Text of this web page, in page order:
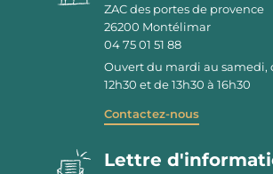
ZAC des portes de provence
26200 Montélimar
04 75 01 51 88
Ouvert du mardi au samedi,
12h30 et de 13h30 à 16h30
Contactez-nous
Lettre